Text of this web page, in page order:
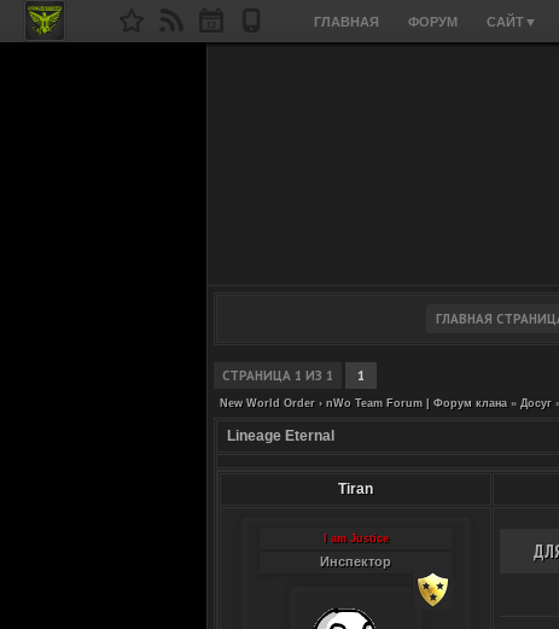
ГЛАВНАЯ ФОРУМ САЙТ▼
СТРАНИЦА 1 ИЗ 1 1
New World Order › nWo Team Forum | Форум клана » Досуг
Lineage Eternal
Tiran
I am Justice
Инспектор